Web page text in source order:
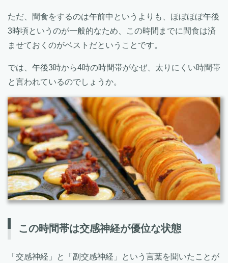
ただ、間食をするのは午前中というよりも、ほぼほぼ午後
3時頃というのが一般的なため、この時間までに間食は済
ませておくのがベストだということです。
では、午後3時から4時の時間帯がなぜ、太りにくい時間帯
と言われているのでしょうか。
この時間帯は交感神経が優位な状態
「交感神経」と「副交感神経」という言葉を聞いたことが